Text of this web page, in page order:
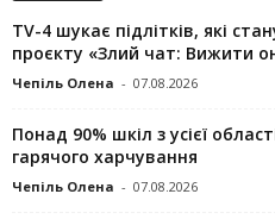
TV-4 шукає підлітків, які
проєкту «Злий чат: Вижити
Чепіль Олена - 07.08.2026
Понад 90% шкіл з усієї
гарячого харчування
Чепіль Олена - 07.08.2026